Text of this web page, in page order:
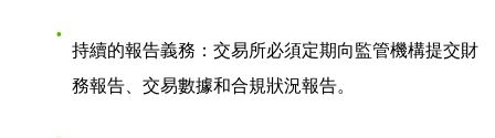
持續的報告義務 ：交易所必須定期向監管機構提交財
務報告、交易數據和合規狀況報告。